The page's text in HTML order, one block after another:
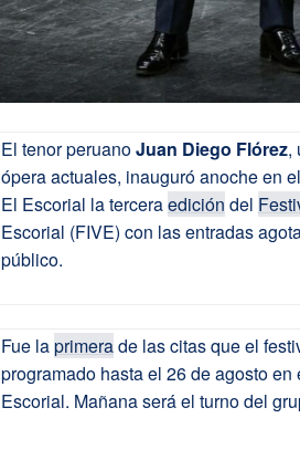
El tenor peruanoJuan Diego Flórez,
ópera actuales, inauguró anoche en el
El Escorial la terceraedición del
Escorial (FIVE) con las entradas
público.
Fue laprimerade las citas que el
programado hasta el 26 de agosto
Escorial. Mañana será el turno del